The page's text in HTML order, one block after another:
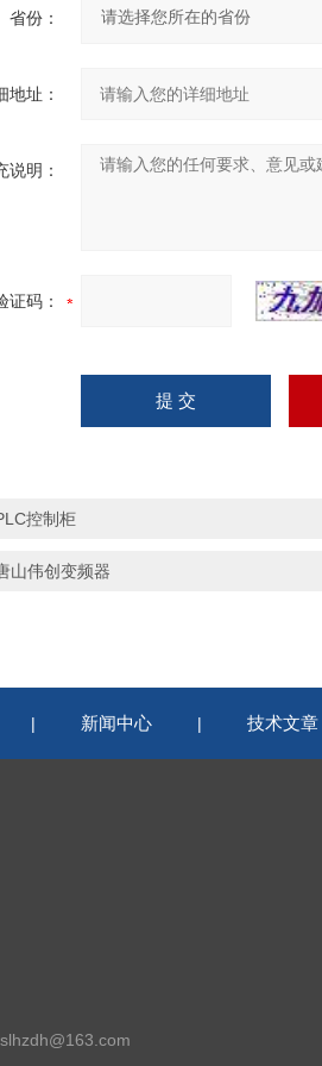
省份：
地址：
说明：
证码：
控制柜
山伟创变频器
| 新闻中心 | 技术文章